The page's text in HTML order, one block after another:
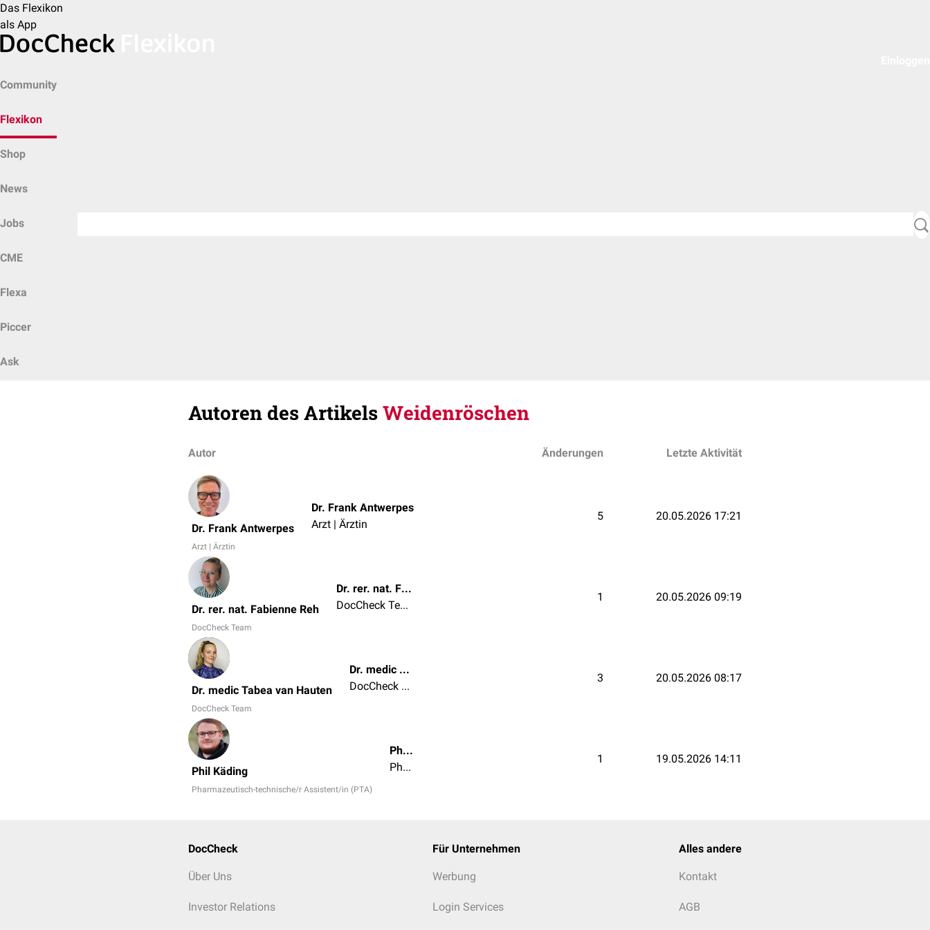
Das Flexikon
als App
Community
Flexikon
Shop
News
Jobs
CME
Flexa
Piccer
Ask
Autoren des ArtikelsWeidenröschen
Autor Änderungen Letzte Aktivität
Dr. Frank Antwerpes
Arzt | Ärztin
Dr. Frank Antwerpes
Arzt | Ärztin
5 20.05.2026 17:21
Dr. rer. nat. Fabienne Reh
DocCheck Team
Dr. rer. nat. Fabienne Reh
DocCheck Team
1 20.05.2026 09:19
Dr. medic Tabea van Hauten
DocCheck Team
Dr. medic Tabea van Hauten
DocCheck Team
3 20.05.2026 08:17
Phil Käding
Pharmazeutisch-technische/r Assistent/in (PTA)
Phil Käding
Pharmazeutisch-technische/r Assistent/in (PTA)
1 19.05.2026 14:11
DocCheck
Über Uns
Investor Relations
Für Unternehmen
Werbung
Login Services
Alles andere
Kontakt
AGB